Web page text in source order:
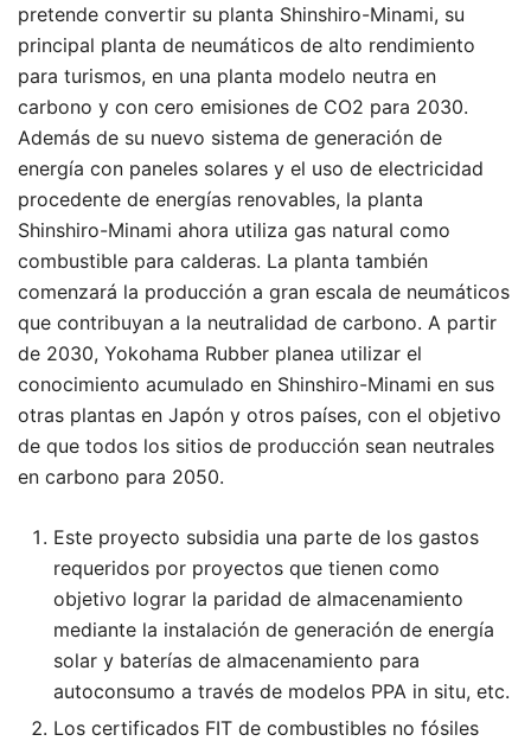
pretende convertir su planta Shinshiro-Minami, su
principal planta de neumáticos de alto rendimiento
para turismos, en una planta modelo neutra en
carbono y con cero emisiones de CO2 para 2030.
Además de su nuevo sistema de generación de
energía con paneles solares y el uso de electricidad
procedente de energías renovables, la planta
Shinshiro-Minami ahora utiliza gas natural como
combustible para calderas. La planta también
comenzará la producción a gran escala de neumáticos
que contribuyan a la neutralidad de carbono. A partir
de 2030, Yokohama Rubber planea utilizar el
conocimiento acumulado en Shinshiro-Minami en sus
otras plantas en Japón y otros países, con el objetivo
de que todos los sitios de producción sean neutrales
en carbono para 2050.
Este proyecto subsidia una parte de los gastos
requeridos por proyectos que tienen como
objetivo lograr la paridad de almacenamiento
mediante la instalación de generación de energía
solar y baterías de almacenamiento para
autoconsumo a través de modelos PPA in situ, etc.
Los certificados FIT de combustibles no fósiles